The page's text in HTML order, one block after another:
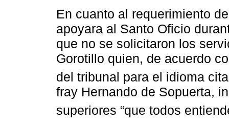
En cuanto al requerimiento
apoyara al Santo Oficio
que no se solicitaron los
Gorotillo quien, de acuerdo
del tribunal para el idioma
fray Hernando de Sopuerta,
superiores “que todos